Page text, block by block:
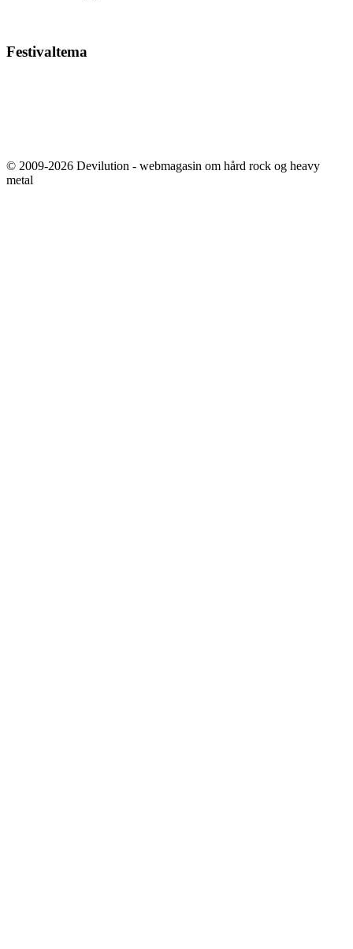
Festivaltema
© 2009-2026 Devilution - webmagasin om hård rock og heavy
metal